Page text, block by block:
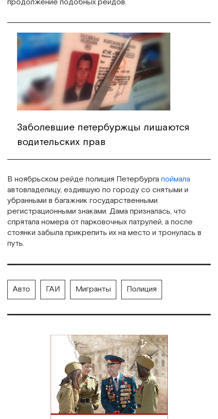
Заболевшие петербуржцы лишаются
водительских прав
В ноябрьском рейде полиция Петербургапоймала
автовладелицу, ездившую по городу со снятыми и
убранными в багажник государственными
регистрационными знаками. Дама призналась, что
спрятала номера от парковочных патрулей, а после
стоянки забыла прикрепить их на место и тронулась в
путь.
Авто ГАИ Мигранты Полиция